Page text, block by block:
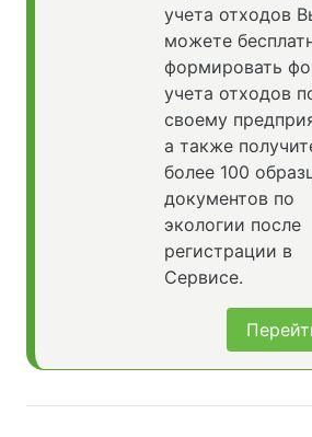
учета отходов
можете
формировать
учета отходов
своему
а также
более 100
документов по
экологии после
регистрации в
Сервисе.